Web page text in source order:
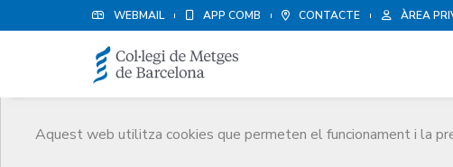
WEBMAIL APP COMB CONTACTE ÀREA
Aquest web utilitza cookies que permeten el funcionament i la